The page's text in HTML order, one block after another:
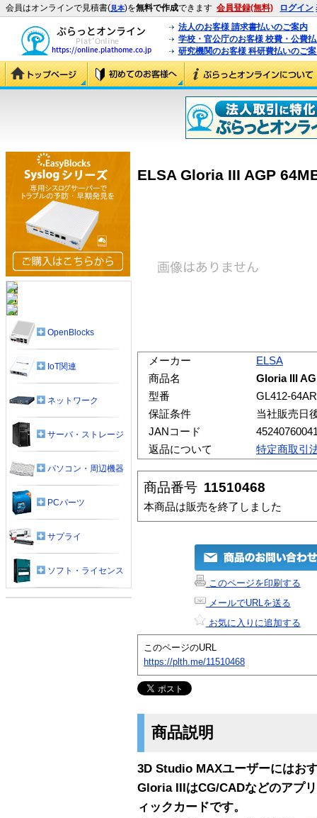
会員はオンラインで見積書(見本)を無料で作成できます 会員登録(無料) ログイン
法人のお客様 請求書払いのご案内
学校・官公庁のお客様 校費・公費
研究機関のお客様 科研費払いのご
ELSA Gloria III AGP
メーカー
ELSA
商品名
Gloria III
型番
GL412-64AR
保証条件
当社販売日
JANコード
返品について
特定商取引
商品番号 11510468
本商品は販売を終了しました
このページを印刷する
メールでURLを送る
お気に入りに追加する
このページのURL
https://plth.me/11510468
商品説明
3D Studio MAXユーザーにはお
Gloria IIIはCG/CADなどのアプ
ィックカードです。
OpenBlocks
IoT関連
ネットワーク
サーバ・ストレージ
パソコン・周辺機器
PCパーツ
サプライ
ソフト・ライセンス